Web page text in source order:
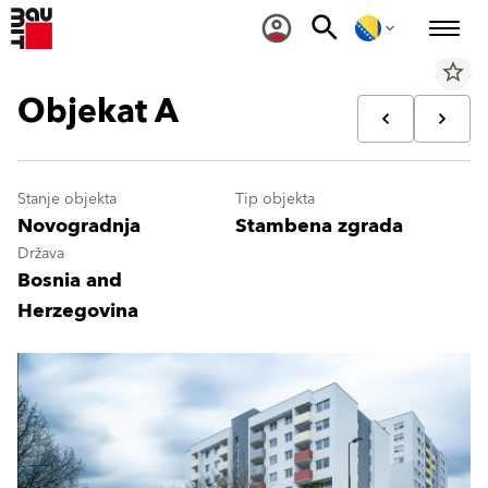
star_border
Objekat A
Stanje objekta
Novogradnja
Tip objekta
Stambena zgrada
Država
Bosnia and
Herzegovina